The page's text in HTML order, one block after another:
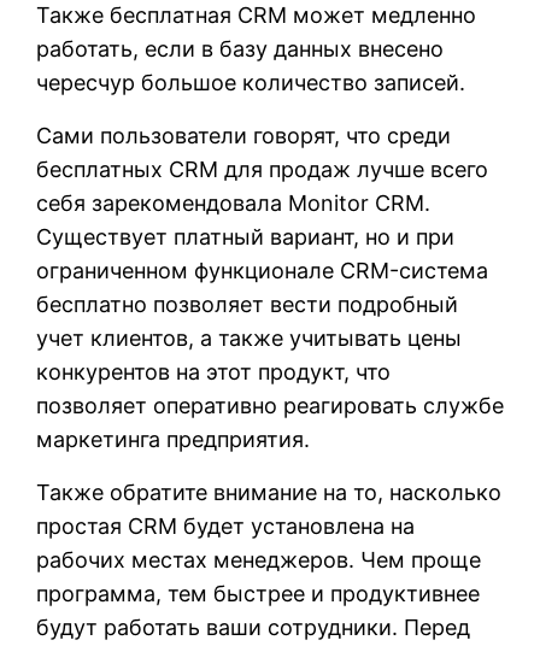
Также бесплатная CRM может медленно
работать, если в базу данных внесено
чересчур большое количество записей.
Сами пользователи говорят, что среди
бесплатных CRM для продаж лучше всего
себя зарекомендовала Monitor CRM.
Существует платный вариант, но и при
ограниченном функционале CRM-система
бесплатно позволяет вести подробный
учет клиентов, а также учитывать цены
конкурентов на этот продукт, что
позволяет оперативно реагировать службе
маркетинга предприятия.
Также обратите внимание на то, насколько
простая CRM будет установлена на
рабочих местах менеджеров. Чем проще
программа, тем быстрее и продуктивнее
будут работать ваши сотрудники. Перед